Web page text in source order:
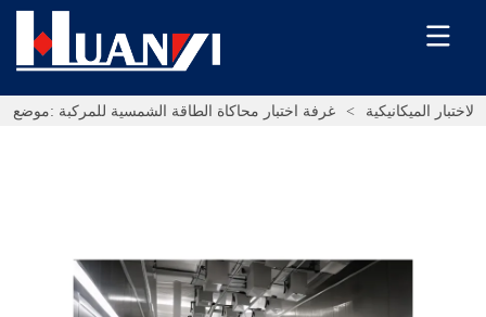
موضع: الميكانيكية > غرفة اختبار محاكاة الطاقة الشمسية للمركبة